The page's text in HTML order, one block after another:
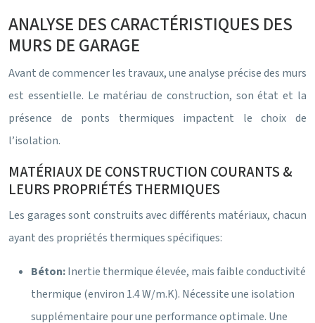
ANALYSE DES CARACTÉRISTIQUES DES
MURS DE GARAGE
Avant de commencer les travaux, une analyse précise des murs
est essentielle. Le matériau de construction, son état et la
présence de ponts thermiques impactent le choix de
l’isolation.
MATÉRIAUX DE CONSTRUCTION COURANTS &
LEURS PROPRIÉTÉS THERMIQUES
Les garages sont construits avec différents matériaux, chacun
ayant des propriétés thermiques spécifiques:
Béton:Inertie thermique élevée, mais faible conductivité
thermique (environ 1.4 W/m.K). Nécessite une isolation
supplémentaire pour une performance optimale. Une